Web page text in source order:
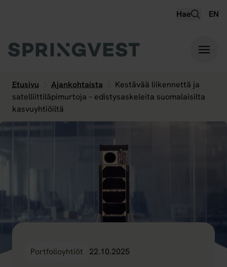
Hae EN
Etusivu Ajankohtaista
Kestävää liikennettä ja
satelliittiläpimurtoja – edistysaskeleita suomalaisilta
kasvuyhtiöiltä
Portfolioyhtiöt 22.10.2025